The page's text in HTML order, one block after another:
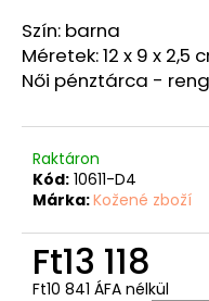
csillag.
Szín: barna
Méretek: 12 x 9 x 2,5
Női pénztárca -
Raktáron
Kód: 10611-D4
Márka:Kožené zboží
Ft13 118
Ft10 841 ÁFA nélkül
u
k
VADÁSZ
"SZARVASFEJ"
40
Ft12
087